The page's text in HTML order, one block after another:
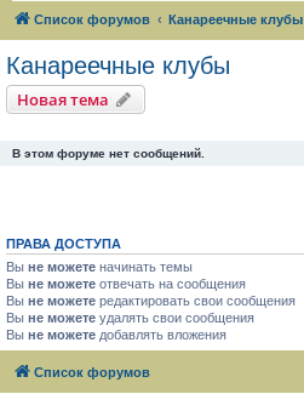
Список форумов Канареечные клубы
Канареечные клубы
Новая тема
В этом форуме нет сообщений.
ПРАВА ДОСТУПА
Вы не можете начинать темы
Вы не можете отвечать на сообщения
Вы не можете редактировать свои сообщения
Вы не можете удалять свои сообщения
Вы не можете добавлять вложения
Список форумов